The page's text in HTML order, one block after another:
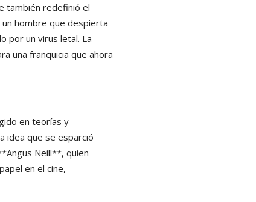
también redefinió el
hombre que despierta
por un virus letal. La
una franquicia que ahora
en teorías y
idea que se esparció
Neill**, quien
en el cine,